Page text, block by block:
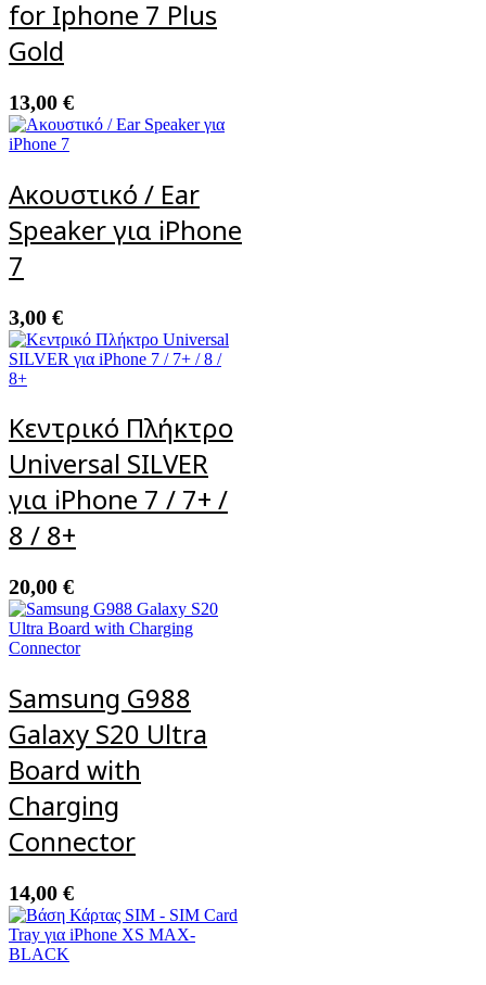
for Iphone 7 Plus
Gold
13,00 €
Ακουστικό / Ear
Speaker για iPhone
7
3,00 €
Κεντρικό Πλήκτρο
Universal SILVER
για iPhone 7 / 7+ /
8 / 8+
20,00 €
Samsung G988
Galaxy S20 Ultra
Board with
Charging
Connector
14,00 €